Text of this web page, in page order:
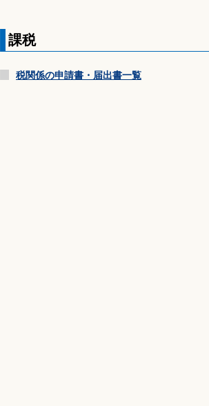
手続き
税について
年金 休日・夜間診療
課税
税関係の申請書・届出書一覧